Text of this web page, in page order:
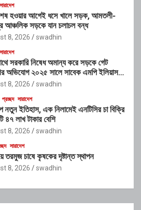
সারাদেশ
হওয়ার আগেই ধসে খালে সড়ক, আমতলী-
আঞ্চলিক সড়কে যান চলাচল বন্ধ
8, 2026 swadhin
সারাদেশ
সরকারি নিষেধ অমান্য করে সড়কে গেট
অভিযোগ ২০২৫ সালে সাবেক এমপি ইলিয়াস
নামফলক স্থাপনের অভিযোগ
8, 2026 swadhin
প্রচ্ছদ সারাদেশ
নতুন ইতিহাস, এক নিলামেই এনটিসির চা বিক্রি
৪৭ লাখ টাকার বেশি
8, 2026 swadhin
সারাদেশ
তরমুজ চাষে কৃষকের দৃষ্টান্ত স্থাপন
8, 2026 swadhin